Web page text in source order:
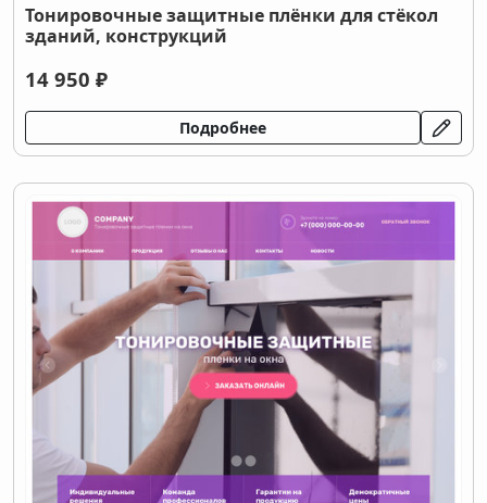
Тонировочные защитные плёнки для стёкол
зданий, конструкций
14 950 ₽
Подробнее